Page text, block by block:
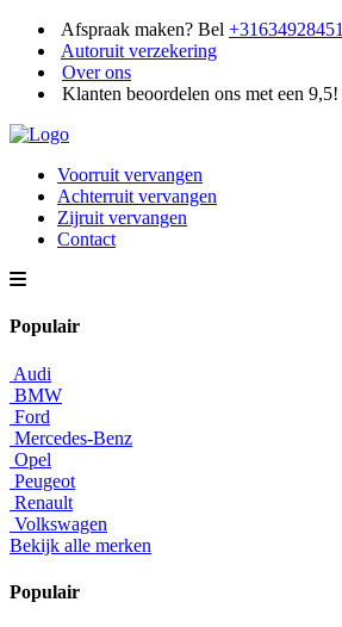
Afspraak maken? Bel +31634928451
Autoruit verzekering
Over ons
Klanten beoordelen ons met een 9,5!
Voorruit vervangen
Achterruit vervangen
Zijruit vervangen
Contact
Populair
Audi
BMW
Ford
Mercedes-Benz
Opel
Peugeot
Renault
Volkswagen
Bekijk alle merken
Populair